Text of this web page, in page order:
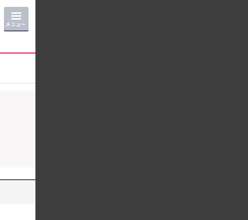
メニュー